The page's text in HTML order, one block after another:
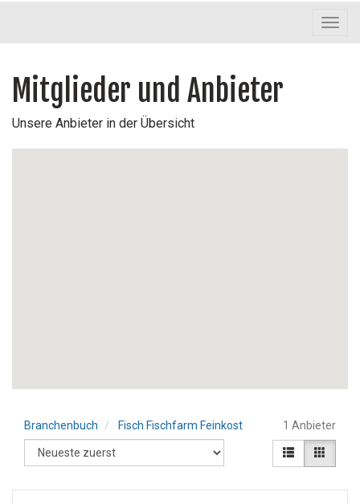
Mitglieder und Anbieter
Unsere Anbieter in der Übersicht
Branchenbuch Fisch Fischfarm Feinkost 1 Anbieter